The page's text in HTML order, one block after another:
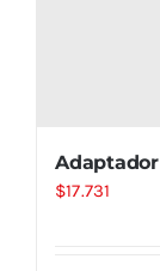
Adaptador
$17.731